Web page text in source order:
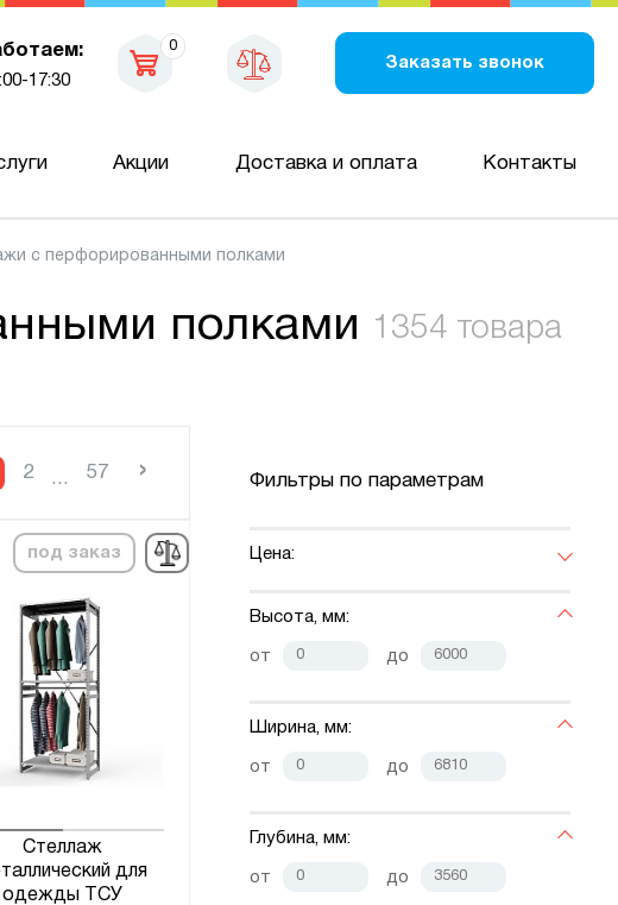
17:30
0
Заказать звонок
Акции Доставка и оплата Контакты
с перфорированными полками
полками 1354 товара
2 ... 57 ›
под заказ
Стеллаж
для
одежды ТСУ
Фильтры по параметрам
Цена:
Высота, мм:
от до
Ширина, мм:
от до
Глубина, мм:
от до